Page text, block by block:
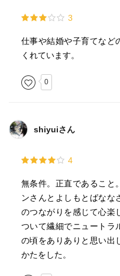
いつか読みたいと思います
3
仕事や結婚や子育てなど
くれています。
0
shiyuiさん
4
無条件。正直であること
ンさんとよしもとばなな
のつながりを感じて心楽
ついて繊細でニュートラ
の頃をありありと思い出
かたをした。